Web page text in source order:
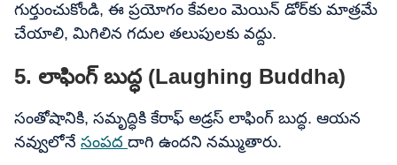
గుర్తుంచుకోండి, ఈ ప్రయోగం కేవలం మెయిన్ డోర్‌కు మాత్రమే
చేయాలి, మిగిలిన గదుల తలుపులకు వద్దు.
5. లాఫింగ్ బుద్ధ (Laughing Buddha)
సంతోషానికి, సమృద్ధికి కేరాఫ్ అడ్రస్ లాఫింగ్ బుద్ధ. ఆయన
నవ్వులోనే సంపద దాగి ఉందని నమ్ముతారు.